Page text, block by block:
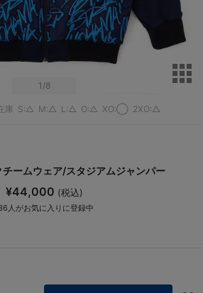
1 /8
庫 S:△ M:△ L:△ O:△ XO:◯ 2XO:△
ームウェア/スタジアムジャンパー
¥44,000 (税込)
人がお気に入りに登録中